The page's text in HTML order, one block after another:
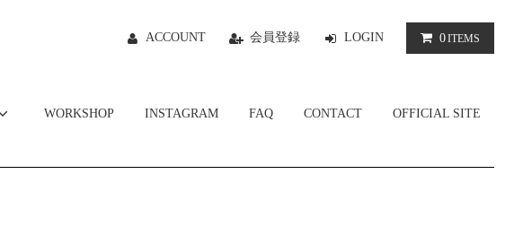
ACCOUNT 会員登録 LOGIN 0ITEMS
WORKSHOP INSTAGRAM FAQ CONTACT OFFICIAL SITE